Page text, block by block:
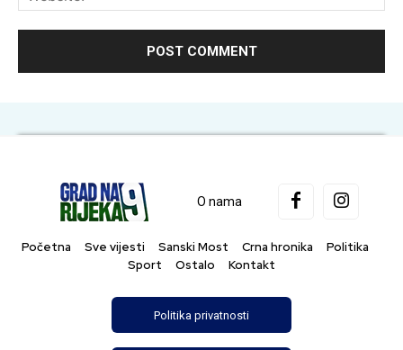
O nama
Početna Sve vijesti Sanski Most Crna hronika
Politika
Sport
Ostalo Kontakt
Politika privatnosti